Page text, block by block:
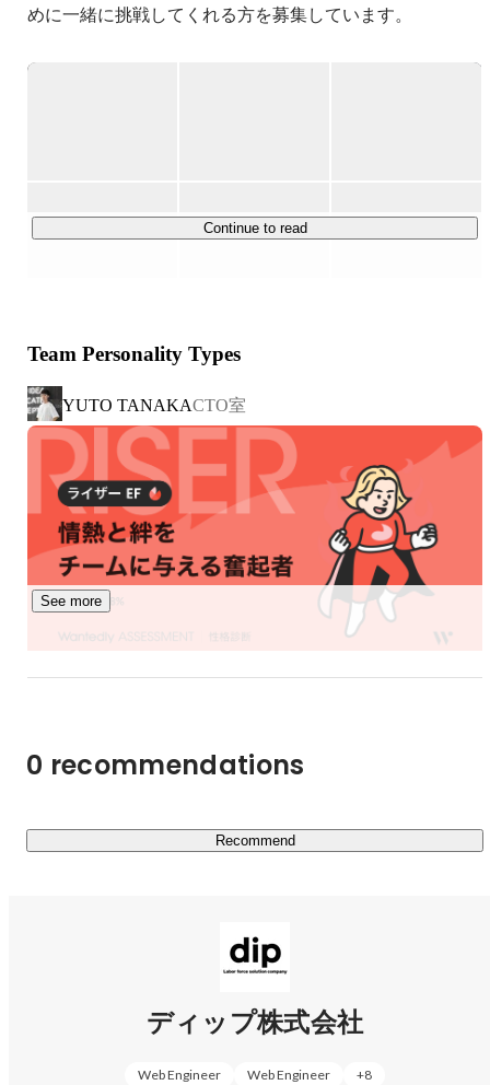
めに一緒に挑戦してくれる方を募集しています。
【会社情報】
す。
→ 20年以上の歴史を前提に第二変革期でAIやデータをも
とに再定義して0から型をつくっていく挑戦のフェーズで
す。
年次関係なく若手から大規模な環境でユーザーの「はたら
く」課題に挑戦中！
デザイナー、エンジニア、企画職など様々なメンバーとの
チーム開発でAIを使い倒しながらプロダクトを作っていま
す。
そんなディップは現在、第二変革期と言われるほど事業が
変わり始めているフェーズ。『バイトル』のリニューアル
Continue to read
Team Personality Types
YUTO TANAKACTO室
See more
0 recommendations
Recommend
ディップ株式会社
Web Engineer Web Engineer +8